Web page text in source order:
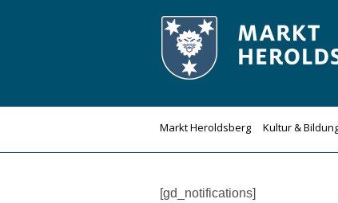
Markt Heroldsberg Kultur &
[gd_notifications]